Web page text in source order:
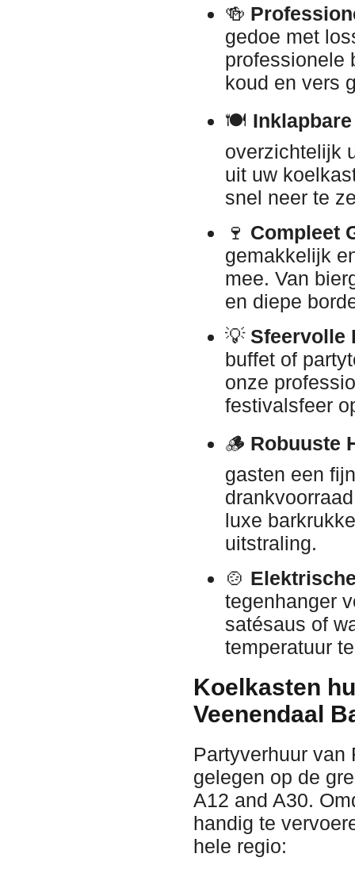
🍻
gedoe met
professionele
koud en vers
🍽️
overzichtelijk
uit uw
snel neer te
🍷 Compleet
gemakkelijk
mee. Van
en diepe
💡 Sfeervolle
buffet of
onze
festivalsfeer
🪵 Robuuste
gasten een
luxe
uitstraling.
🍲
tegenhanger
satésaus of
temperatuur
Koelkasten
Veenendaal
Partyverhuur
gelegen op de
A12 and A30.
handig te
hele regio: